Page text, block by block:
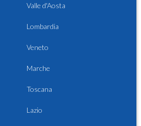
Valle d'Aosta
Lombardia
Veneto
Marche
Toscana
Lazio